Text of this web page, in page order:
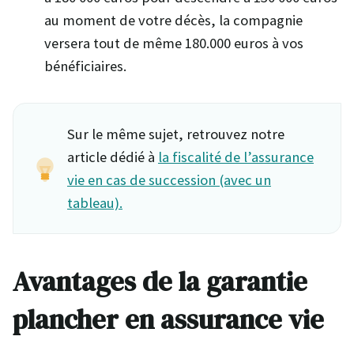
au moment de votre décès, la compagnie
versera tout de même 180.000 euros à vos
bénéficiaires.
Sur le même sujet, retrouvez notre
article dédié à la fiscalité de l’assurance
vie en cas de succession (avec un
tableau).
Avantages de la garantie
plancher en assurance vie